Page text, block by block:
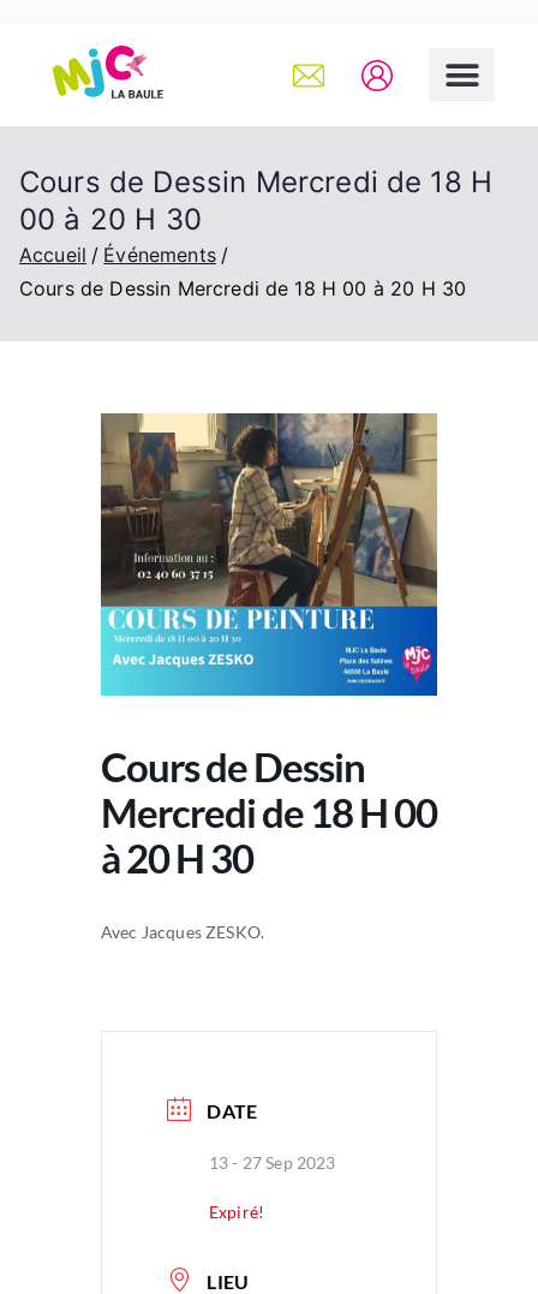
Cours de Dessin Mercredi de 18 H
00 à 20 H 30
Accueil
Événements
Cours de Dessin Mercredi de 18 H 00 à 20 H 30
Cours de Dessin
Mercredi de 18 H 00
à 20 H 30
Avec Jacques ZESKO.
DATE
13 - 27 Sep 2023
Expiré!
LIEU